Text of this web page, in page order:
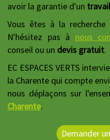
avoir la garantie d'un
Vous êtes à la recherche
N'hésitez pas à nous
conseil ou un devis gratuit.
EC ESPACES VERTS
la Charente qui compte
nous déplaçons sur
Charente.
Demander